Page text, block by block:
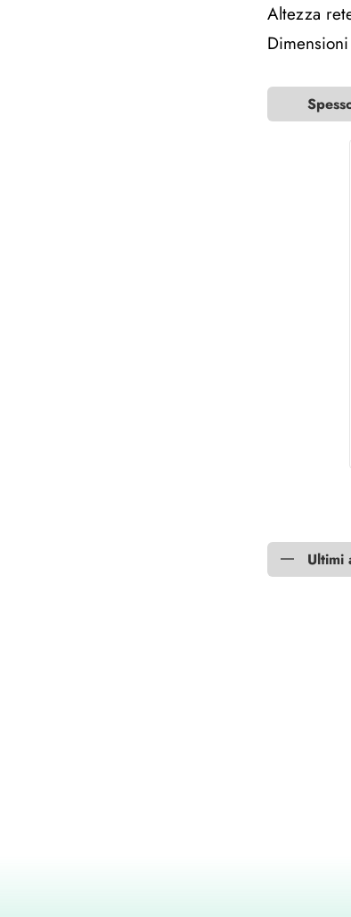
Altezza
Ultimi